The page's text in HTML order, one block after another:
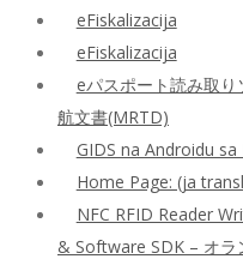
eFiskalizacija
eFiskalizacija
eパスポート読み取
航文書(MRTD)
GIDS na Androidu
Home Page: (ja
NFC RFID Reader
& Software SDK – オラ